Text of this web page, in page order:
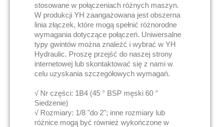
stosowane w połączeniach różnych maszyn.
W produkcji YH zaangażowana jest obszerna
linia złączek, które mogą spełnić różnorodne
wymagania dotyczące połączeń. Uniwersalne
typy gwintów można znaleźć i wybrać w YH
Hydraulic. Proszę przejść do naszej strony
internetowej lub skontaktować się z nami w
celu uzyskania szczegółowych wymagań.
√ Nr części: 1B4 (45 ° BSP męski 60 °
Siedzenie)
√ Rozmiary: 1/8 "do 2"; inne rozmiary lub
różnice mogą być również wykończone w